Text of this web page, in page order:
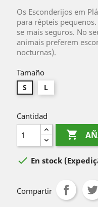
Os Esconderijos em
para répteis
se mais seguros. No
animais preferem
nocturnas).
Tamaño
S L
Cantidad

 En stock
Compartir